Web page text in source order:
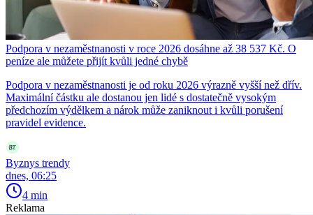
Podpora v nezaměstnanosti v roce 2026 dosáhne až 38 537 Kč. O
peníze ale můžete přijít kvůli jedné chybě
Podpora v nezaměstnanosti je od roku 2026 výrazně vyšší než dřív.
Maximální částku ale dostanou jen lidé s dostatečně vysokým
předchozím výdělkem a nárok může zaniknout i kvůli porušení
pravidel evidence.
Byznys trendy
dnes, 06:25
4 min
Reklama